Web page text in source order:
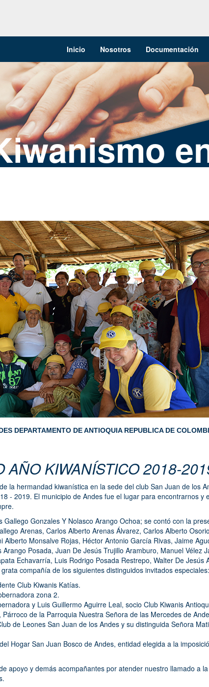
Inicio Nosotros Documentación
DEPARTAMENTO DE ANTIOQUIA REPUBLICA DE
AÑO KIWANÍSTICO 2018-
la hermandad kiwanística en la sede del club San Juan de los
- 2019. El municipio de Andes fue el lugar para encontrarnos y
Gonzales Y Nolasco Arango Ochoa; se contó con la
Arenas, Carlos Alberto Arenas Álvarez, Carlos Alberto Osorio
Monsalve Rojas, Héctor Antonio García Rivas, Jaime
Posada, Juan De Jesús Trujillo Aramburo, Manuel Vélez
Echavarría, Luis Rodrigo Posada Restrepo, Walter De Jesús
compañía de los siguientes distinguidos invitados especiales:
Club Kiwanis Katías.
zona 2.
y Luis Guillermo Aguirre Leal, socio Club Kiwanis
de la Parroquia Nuestra Señora de las Mercedes de
de Leones San Juan de los Andes y su distinguida Señora
Hogar San Juan Bosco de Andes, entidad elegida a la
apoyo y demás acompañantes por atender nuestro llamado a